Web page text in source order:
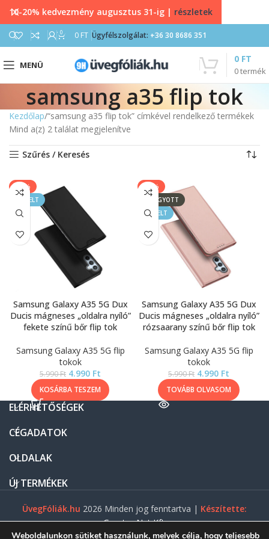
0 0 FT Ügyfélszolgálat: +36 30 8686 351
MENÜ
0termék
0 FT
samsung a35 flip tok
Kezdőlap “samsung a35 flip tok” címkével rendelkező termékek
Mind a(z) 2 találat megjelenítve
Szűrés / Keresés
-17%
KIEMELT
Samsung Galaxy A35 5G Dux
Ducis mágneses „oldalra nyíló”
fekete színű bőr flip tok
Samsung Galaxy A35 5G flip
tokok
5.990Ft 4.990 Ft
KOSÁRBA TESZEM
-17%
ELFOGYOTT
KIEMELT
Samsung Galaxy A35 5G Dux
Ducis mágneses „oldalra nyíló”
rózsaarany színű bőr flip tok
Samsung Galaxy A35 5G flip
tokok
5.990Ft 4.990 Ft
TOVÁBB OLVASOM
ELÉRHETŐSÉGEK
CÉGADATOK
OLDALAK
ÚJ TERMÉKEK
ÜvegFóliák.hu 2026 Minden jog fenntartva | Készítette:
Gasztro Net Kft.
10-20% kedvezmény augusztus 31-ig | részletek
Weboldalunkon sütiket használunk, melyek célja, hogy teljesebb